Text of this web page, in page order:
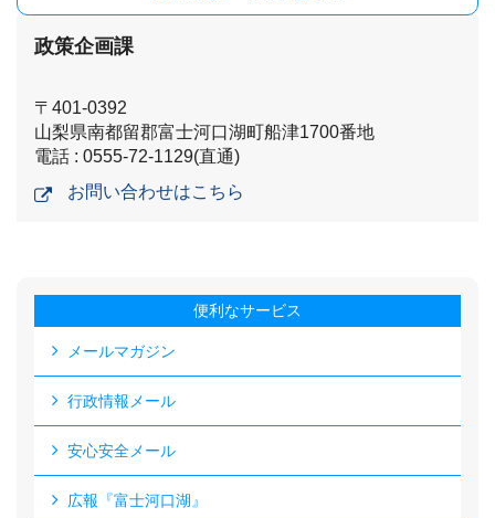
政策企画課
〒401-0392
山梨県南都留郡富士河口湖町船津1700番地
電話 : 0555-72-1129(直通)
お問い合わせはこちら
便利なサービス
メールマガジン
行政情報メール
安心安全メール
広報『富士河口湖』